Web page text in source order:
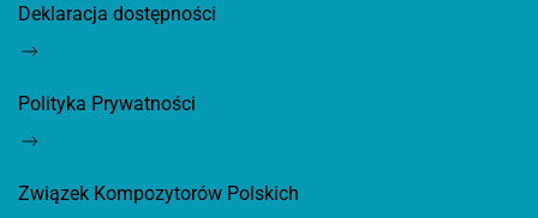
Deklaracja dostępności
Polityka Prywatności
Związek Kompozytorów Polskich